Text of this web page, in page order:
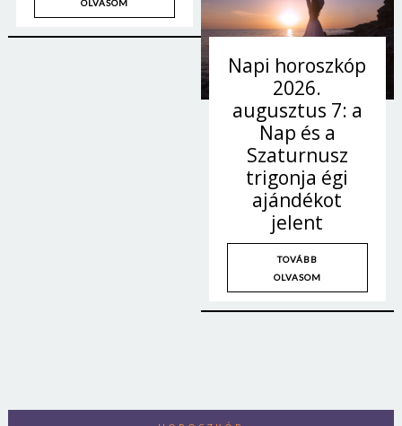
OLVASOM
Napi horoszkóp
2026.
augusztus 7: a
Nap és a
Szaturnusz
trigonja égi
ajándékot
jelent
TOVÁBB
OLVASOM